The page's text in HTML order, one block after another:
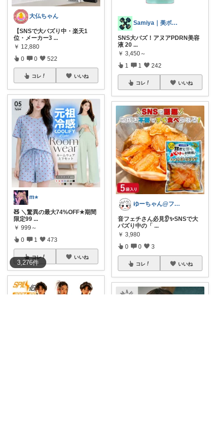
3,276件
大仏ちゃん
【SNSで大バズり中・楽天1
位・メーカー3 ...
￥ 12,880
0 0 522
コレ いいね
m⭐︎
🧸 ＼驚異の最大74%OFF★期間
限定99 ...
￥ 999～
0 1 473
コレ いいね
Samiya｜美ボディトレーナー
SNS大バズ！アヌアPDRN美容
液 20 ...
￥ 3,450～
1 1 242
コレ いいね
ゆーちゃん@フォロワーさまから購入💕
音フェチさん必見👂✨SNSで大
バズり中の「 ...
￥ 3,980
0 0 3
コレ いいね